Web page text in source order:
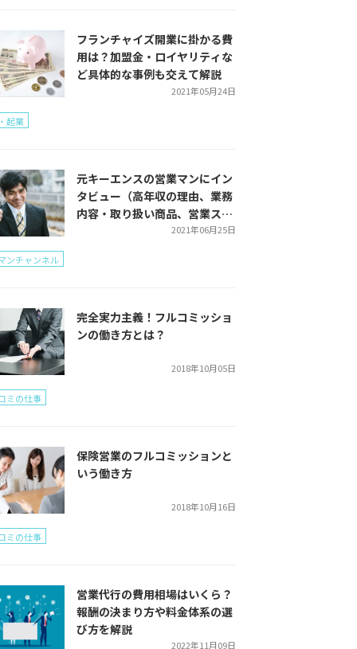
フランチャイズ開業に掛かる費
用は？加盟金・ロイヤリティな
ど具体的な事例も交えて解説
2021年05月24日
起業
元キーエンスの営業マンにイン
タビュー（高年収の理由、業務
内容・取り扱い商品、営業スタ
2021年06月25日
ンチャンネル
完全実力主義！フルコミッショ
ンの働き方とは？
2018年10月05日
ミの仕事
保険営業のフルコミッションと
いう働き方
2018年10月16日
ミの仕事
営業代行の費用相場はいくら？
報酬の決まり方や料金体系の選
び方を解説
2022年11月09日